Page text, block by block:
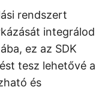
rendszert
integrálod
ez az SDK
tesz lehetővé a
és